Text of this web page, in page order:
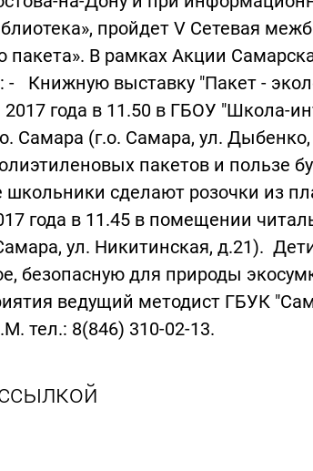
пройдет V Сетевая
пакета». В рамках Акции
- Книжную выставку "Пакет -
2017 года в 11.50 в ГБОУ "Школа-
Самара (г.о. Самара, ул.
пакетов и пользе
школьники сделают розочки из
года в 11.45 в помещении
ул. Никитинская, д.21).
безопасную для природы
ведущий методист ГБУК
тел.: 8(846) 310-02-13.